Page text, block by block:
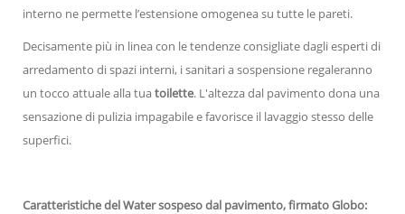
interno ne permette l’estensione omogenea su tutte le pareti.
Decisamente più in linea con le tendenze consigliate dagli esperti di
arredamento di spazi interni, i sanitari a sospensione regaleranno
un tocco attuale alla tuatoilette. L'altezza dal pavimento dona una
sensazione di pulizia impagabile e favorisce il lavaggio stesso delle
superfici.
Caratteristiche del Water sospeso dal pavimento, firmato Globo: